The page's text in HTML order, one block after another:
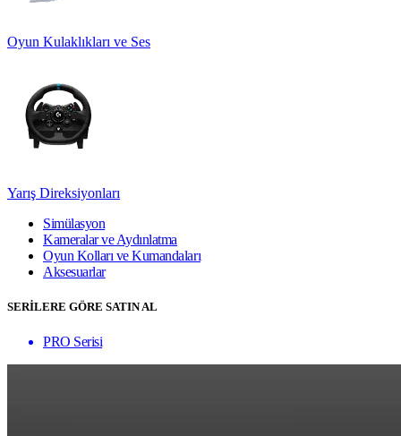
Oyun Kulaklıkları ve Ses
Yarış Direksiyonları
Simülasyon
Kameralar ve Aydınlatma
Oyun Kolları ve Kumandaları
Aksesuarlar
SERİLERE GÖRE SATIN AL
PRO Serisi